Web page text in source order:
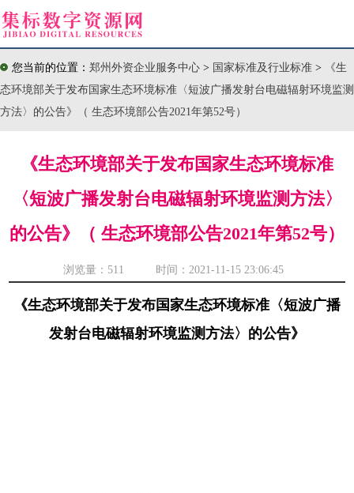
您当前的位置： 郑州外资企业服务中心 > 国家标准及行业标准 >
《生
态环境部关于发布国家生态环境标准〈短波广播发射台电磁辐射环境监测
方法〉的公告》（ 生态环境部公告2021年第52号）
《生态环境部关于发布国家生态环境标准
〈短波广播发射台电磁辐射环境监测方法〉
的公告》（ 生态环境部公告2021年第52号）
浏览量： 511 时间：2021-11-15 23:06:45
《生态环境部关于发布国家生态环境标准〈短波广播
发射台电磁辐射环境监测方法〉的公告》